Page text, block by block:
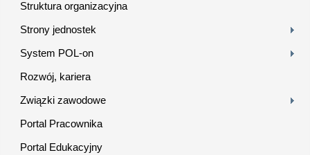
Struktura organizacyjna
Strony jednostek
System POL-on
Rozwój, kariera
Związki zawodowe
Portal Pracownika
Portal Edukacyjny